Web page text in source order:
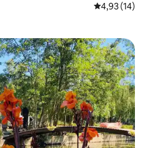
4,93 av 5 i
4,93 (14)